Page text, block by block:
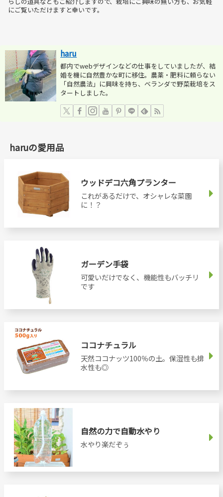
にご覧いただけますと幸いです。
haru
都内でwebデザインなどの仕事をしていましたが、結
婚を機に自然豊かな町に移住。農薬・肥料に頼らない
「自然農法」に興味を持ち、ベランダで野菜栽培をス
タートしました。
haruの愛用品
ウッドデコ六角プランター
これがあるだけで、オシャレな菜園
に！？
ガーデン手袋
可愛いだけでなく、機能性もバッチリ
です
ココナチュラル
天然ココナッツ100％の土。保湿性も排
水性も◎
自然の力で自動水やり
水やり楽だぞぅ